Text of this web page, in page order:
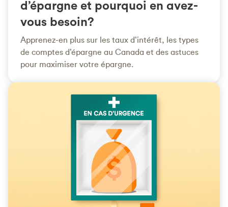
d’épargne et pourquoi en avez-
vous besoin?
Apprenez-en plus sur les taux d’intérêt, les types
de comptes d’épargne au Canada et des astuces
pour maximiser votre épargne.